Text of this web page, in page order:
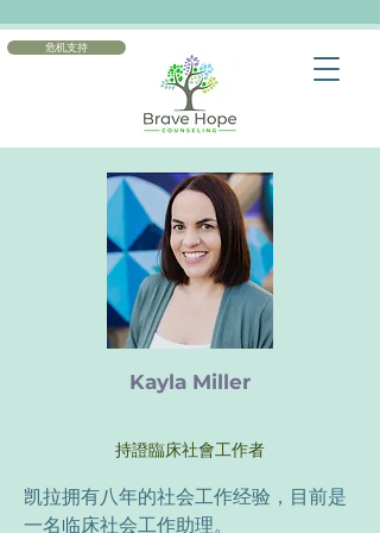
危机支持
Kayla Miller
持證臨床社會工作者
凯拉拥有八年的社会工作经验，目前是
一名临床社会工作助理。